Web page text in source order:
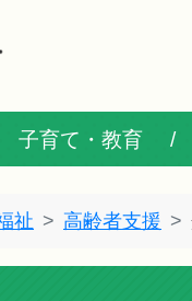
子育て・教育
祉 高齢者支援